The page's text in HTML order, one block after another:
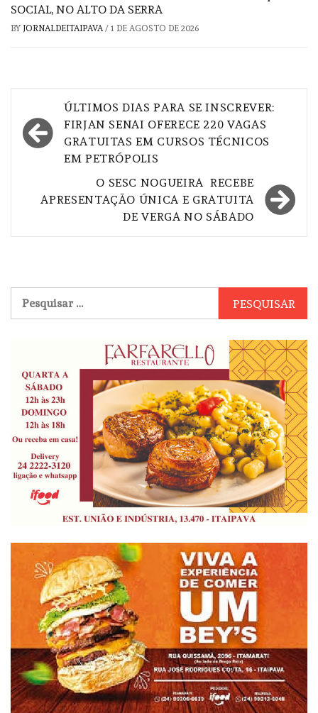
SOCIAL, NO ALTO DA SERRA
BY JORNALDEITAIPAVA/ 1 DE AGOSTO DE 2026
Navegação
de
Post
ÚLTIMOS DIAS PARA SE INSCREVER:
FIRJAN SENAI OFERECE 220 VAGAS
GRATUITAS EM CURSOS TÉCNICOS
EM PETRÓPOLIS
O SESC NOGUEIRA RECEBE
APRESENTAÇÃO ÚNICA E GRATUITA
DE VERGA NO SÁBADO